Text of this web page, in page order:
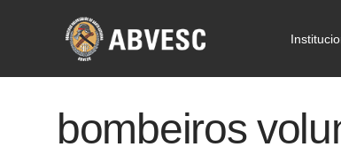
Sobre
bombeiros